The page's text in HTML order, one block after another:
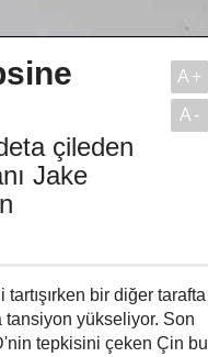
çileden
Jake
A+
A-
bir diğer tarafta
tansiyon yükseliyor. Son
tepkisini çeken Çin bu